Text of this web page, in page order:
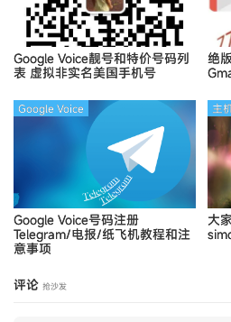
Google Voice靓号和特价号码列
表 虚拟非实名美国手机号
绝
Google Voice号码注册
Telegram/电报/纸飞机教程和注
意事项
Google Voice
大
主
评论 抢沙发